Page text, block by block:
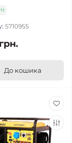
5710955
До кошика